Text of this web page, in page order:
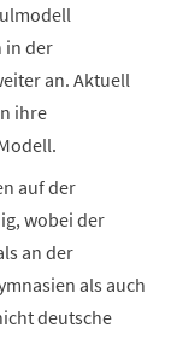
in der
an. Aktuell
ihre
auf der
wobei der
an der
als auch
deutsche